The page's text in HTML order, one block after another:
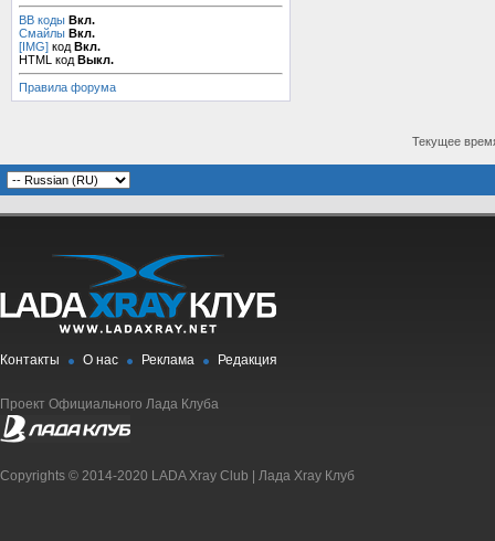
BB коды Вкл.
Смайлы Вкл.
[IMG] код Вкл.
HTML код Выкл.
Правила форума
Текущее
Контакты О нас Реклама Редакция
Проект Официального Лада Клуба
Copyrights © 2014-2020 LADA Xray Club | Лада Xray Клуб